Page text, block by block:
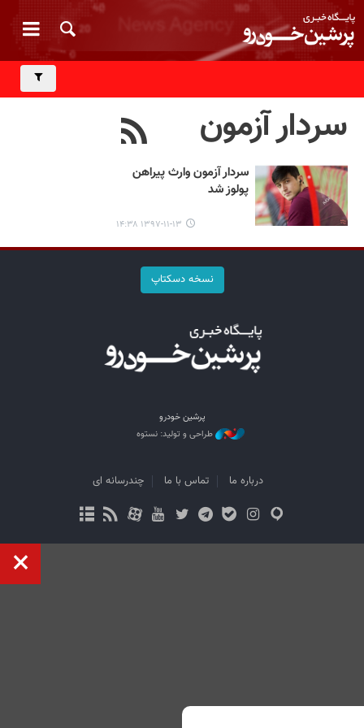
سردار آزمون
سردار آزمون وارث پیراهن
پولوز شد
۱۳۹۷-۱۱-۱۳ ۱۴:۳۸
نسخه دسکتاپ
پرشین خودرو
طراحی و تولید: نستوه
درباره ما تماس با ما چندرسانه ای